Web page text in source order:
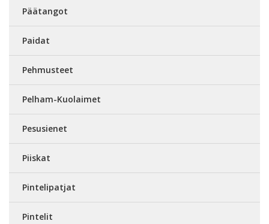
Päätangot
Paidat
Pehmusteet
Pelham-Kuolaimet
Pesusienet
Piiskat
Pintelipatjat
Pintelit